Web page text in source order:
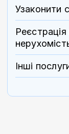
Узаконити
Інші